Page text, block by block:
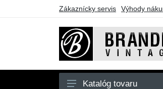
Zákaznícky servis Výhody
Katalóg tovaru